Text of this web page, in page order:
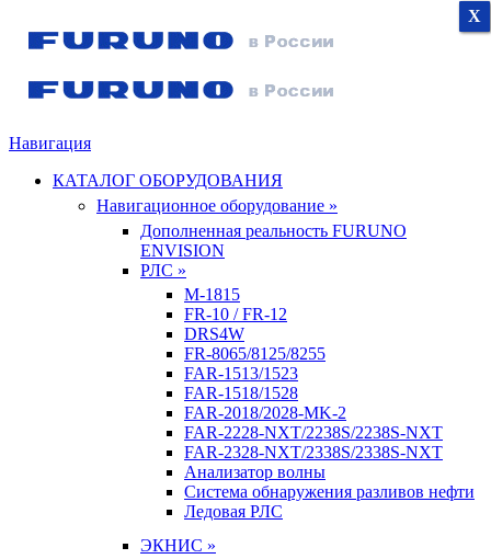
Навигация
КАТАЛОГ ОБОРУДОВАНИЯ
Навигационное оборудование »
Дополненная реальность FURUNO
ENVISION
РЛС »
M-1815
FR-10 / FR-12
DRS4W
FR-8065/8125/8255
FAR-1513/1523
FAR-1518/1528
FAR-2018/2028-MK-2
FAR-2228-NXT/2238S/2238S-NXT
FAR-2328-NXT/2338S/2338S-NXT
Анализатор волны
Система обнаружения разливов нефти
Ледовая РЛС
ЭКНИС »
X
X
X